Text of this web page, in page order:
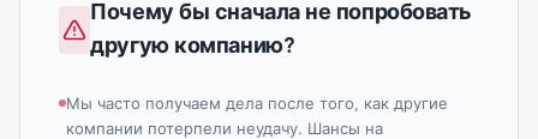
Почему бы сначала не попробовать
другую компанию?
Мы часто получаем дела после того, как другие
компании потерпели неудачу. Шансы на